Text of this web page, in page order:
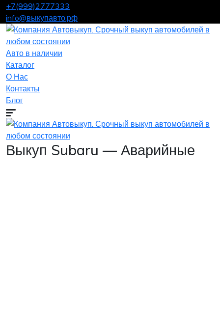
+7(999)2777333
info@выкупавто.рф
Авто в наличии
Каталог
О Нас
Контакты
Блог
Выкуп Subaru — Аварийные